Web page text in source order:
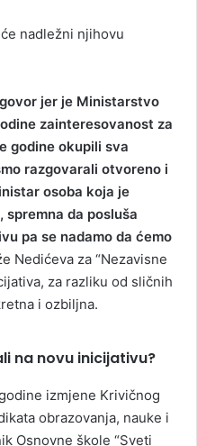
nadležni njihovu
jer je Ministarstvo
zainteresovanost za
godine okupili sva
razgovarali otvoreno i
osoba koja je
spremna da posluša
pa se nadamo da ćemo
Nedićeva za “Nezavisne
za razliku od sličnih
i ozbiljna.
na novu inicijativu?
izmjene Krivičnog
obrazovanja, nauke i
Osnovne škole “Sveti